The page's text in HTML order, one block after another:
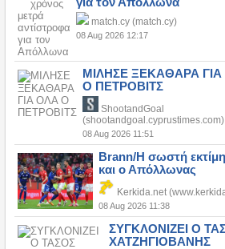
match.cy (match.cy)
08 Aug 2026 12:17
ΜΙΛΗΣΕ ΞΕΚΑΘΑΡΑ
Ο ΠΕΤΡΟΒΙΤΣ
ShootandGoal
(shootandgoal.cyprustimes.com)
08 Aug 2026 11:51
Brann/Η σωστή
και ο Απόλλωνας
Kerkida.net
08 Aug 2026 11:38
ΣΥΓΚΛΟΝΙΖΕΙ Ο
ΧΑΤΖΗΓΙΟΒΑΝΗΣ